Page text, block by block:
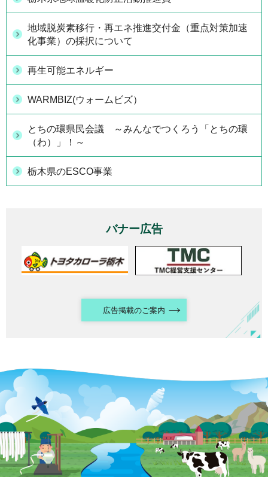
地域脱炭素移行・再エネ推進交付金（重点対策加速
化事業）の採択について
再生可能エネルギー
WARMBIZ(ウォームビズ）
とちの環県民会議 ～みんなでつくろう「とちの環
（わ）」！～
栃木県のESCO事業
バナー広告
広告掲載のご案内